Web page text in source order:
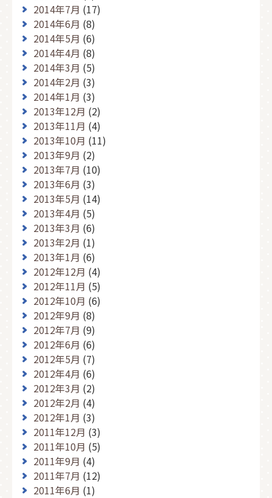
2014年7月 (17)
2014年6月 (8)
2014年5月 (6)
2014年4月 (8)
2014年3月 (5)
2014年2月 (3)
2014年1月 (3)
2013年12月 (2)
2013年11月 (4)
2013年10月 (11)
2013年9月 (2)
2013年7月 (10)
2013年6月 (3)
2013年5月 (14)
2013年4月 (5)
2013年3月 (6)
2013年2月 (1)
2013年1月 (6)
2012年12月 (4)
2012年11月 (5)
2012年10月 (6)
2012年9月 (8)
2012年7月 (9)
2012年6月 (6)
2012年5月 (7)
2012年4月 (6)
2012年3月 (2)
2012年2月 (4)
2012年1月 (3)
2011年12月 (3)
2011年10月 (5)
2011年9月 (4)
2011年7月 (12)
2011年6月 (1)